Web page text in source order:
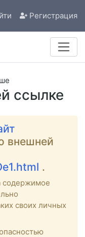
Регистрация
ссылке
внешней
.
содержимое
своих личных